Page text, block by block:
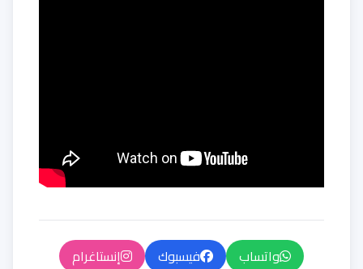
واتساب فيسبوك
إنستاغرام